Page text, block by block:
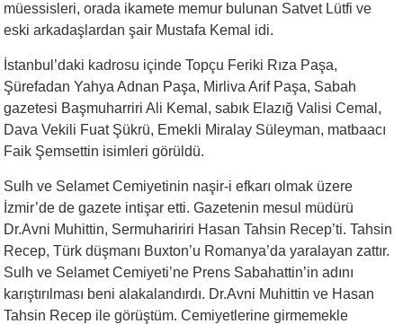
müessisleri, orada ikamete memur bulunan Satvet Lütfi ve
eski arkadaşlardan şair Mustafa Kemal idi.
İstanbul’daki kadrosu içinde Topçu Feriki Rıza Paşa,
Şürefadan Yahya Adnan Paşa, Mirliva Arif Paşa, Sabah
gazetesi Başmuharriri Ali Kemal, sabık Elazığ Valisi Cemal,
Dava Vekili Fuat Şükrü, Emekli Miralay Süleyman, matbaacı
Faik Şemsettin isimleri görüldü.
Sulh ve Selamet Cemiyetinin naşir-i efkarı olmak üzere
İzmir’de de gazete intişar etti. Gazetenin mesul müdürü
Dr.Avni Muhittin, Sermuhaririri Hasan Tahsin Recep’ti. Tahsin
Recep, Türk düşmanı Buxton’u Romanya’da yaralayan zattır.
Sulh ve Selamet Cemiyeti’ne Prens Sabahattin’in adını
karıştırılması beni alakalandırdı. Dr.Avni Muhittin ve Hasan
Tahsin Recep ile görüştüm. Cemiyetlerine girmemekle